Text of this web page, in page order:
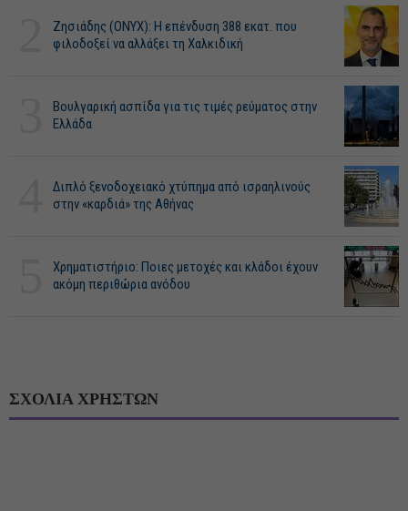
Ζησιάδης (ONYX): Η επένδυση 388 εκατ. που
φιλοδοξεί να αλλάξει τη Χαλκιδική
Βουλγαρική ασπίδα για τις τιμές ρεύματος στην
Ελλάδα
Διπλό ξενοδοχειακό χτύπημα από ισραηλινούς
στην «καρδιά» της Αθήνας
Χρηματιστήριο: Ποιες μετοχές και κλάδοι έχουν
ακόμη περιθώρια ανόδου
ΣΧΟΛΙΑ ΧΡΗΣΤΩΝ